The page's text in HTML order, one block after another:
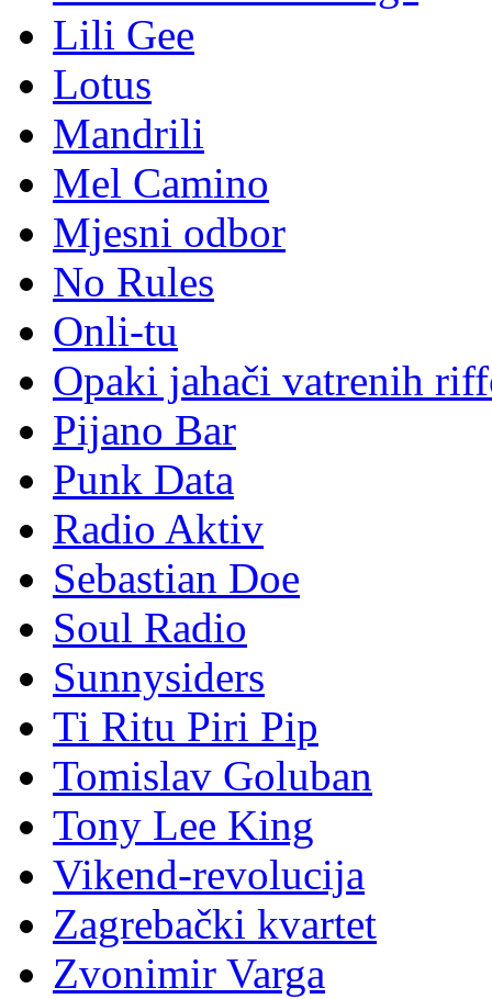
Lili Gee
Lotus
Mandrili
Mel Camino
Mjesni odbor
No Rules
Onli-tu
Opaki jahači vatrenih
Pijano Bar
Punk Data
Radio Aktiv
Sebastian Doe
Soul Radio
Sunnysiders
Ti Ritu Piri Pip
Tomislav Goluban
Tony Lee King
Vikend-revolucija
Zagrebački kvartet
Zvonimir Varga